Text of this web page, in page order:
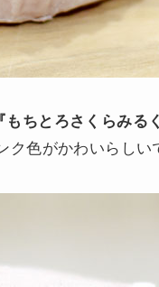
『もちとろさくらみる
色がかわいらしい